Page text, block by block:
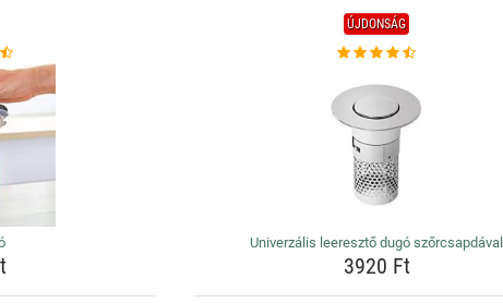
ÚJDONSÁG
Univerzális leeresztő dugó szőrcsapdával
3920 Ft